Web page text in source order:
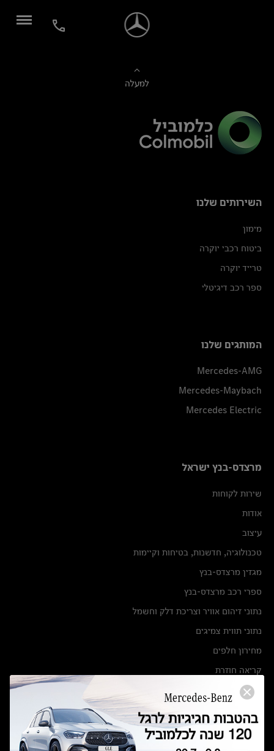
למעלה
השירותים שלנו
מימון
ביטוח רכבי יוקרה
טרייד יוקרה
ספר רכב דיגיטלי
המותגים שלנו
Mercedes-AMG
Mercedes-Maybach
Mercedes Electric
מרצדס-בנץ ישראל
שירות לקוחות
אודות
עיצוב
טכנולוגיה, חדשנות, בטיחות וקיימות
מגזין מרצדס-בנץ
ספרי רכב מרצדס-בנץ
נתוני זיהום אוויר וצריכת דלק וחשמל
נתוני תווית צמיגים
מחירון חלפים
קריאה חוזרת
הודעה על הטבות לרכבי מרצדס בהסדר פשרה בתצ 56447-02-19
תקנון ימי מכירות 120 לכלמוביל